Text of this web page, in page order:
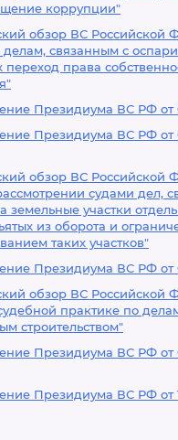
коррупции"
обзор ВС Российской
делам, связанным с
переход права
Президиума ВС РФ от
Президиума ВС РФ от
обзор ВС Российской
судами дел,
земельные участки
из оборота и
таких участков"
Президиума ВС РФ от
обзор ВС Российской
практике по
строительством"
Президиума ВС РФ от
Президиума ВС РФ от